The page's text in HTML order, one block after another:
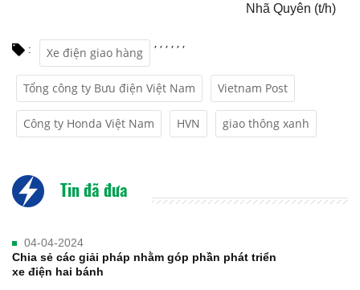
Nhã Quyên (t/h)
: Xe điện giao hàng
,
Tổng công ty Bưu điện Việt Nam
,
Vietnam Post
,
Công ty Honda Việt Nam
,
HVN
,
giao thông xanh
,
Tin đã đưa
04-04-2024
Chia sẻ các giải pháp nhằm góp phần phát triển
xe điện hai bánh